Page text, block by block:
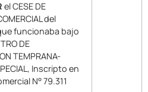
el CESE DE
del
funcionaba bajo
DE
TEMPRANA-
Inscripto en
N° 79.311